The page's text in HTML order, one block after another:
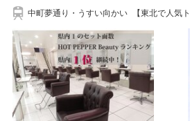
中町夢通り・うすい向かい 【東北で人気